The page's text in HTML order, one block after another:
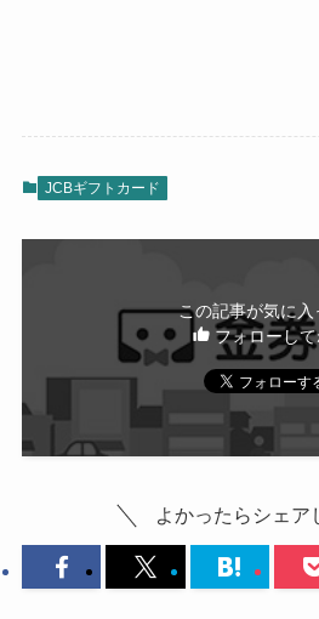
JCBギフトカード
この記事が気に入
フォローし
よかったらシェア